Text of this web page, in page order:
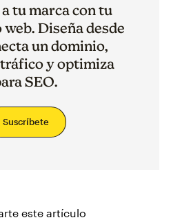
tu marca con tu
Diseña desde
un dominio,
y optimiza
SEO.
Suscríbete
este artículo